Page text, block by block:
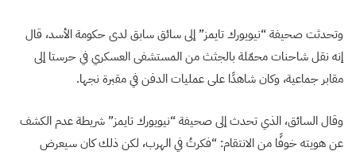
وتحدثت صحيفة “نيويورك تايمز” إلى سائق سابق لدى حكومة الأسد، قال
إنه نقل شاحنات محمّلة بالجثث من المستشفى العسكري في حرستا إلى
مقابر جماعية، وكان شاهدًا على عمليات الدفن في مقبرة نجها.
وقال السائق، الذي تحدث إلى صحيفة “نيويورك تايمز” شريطة عدم الكشف
عن هويته خوفًا من الانتقام: “فكرتُ في الهرب، لكن ذلك كان سيعرض